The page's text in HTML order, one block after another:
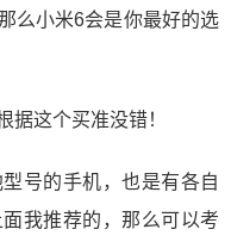
么小米6会是你最好的选
号的手机，也是有各自
我推荐的，那么可以考